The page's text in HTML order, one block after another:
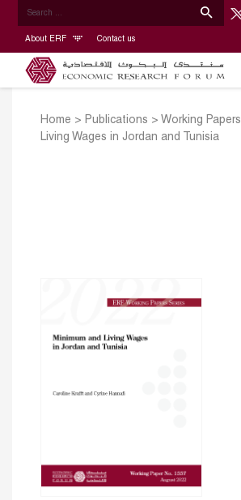
About ERF Contact us
Home > Publications > Working Papers
Living Wages in Jordan and Tunisia